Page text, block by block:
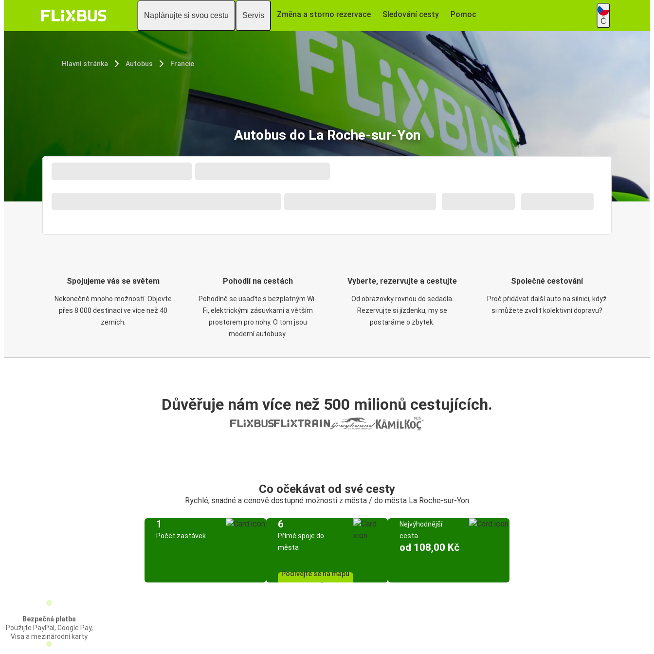
Naplánujte si svou cestu Servis Změna a storno rezervace Sledování cesty Pomoc
Č
Hlavní stránka Autobus Francie
Autobus do La Roche-sur-Yon
Spojujeme vás se světem
Nekonečně mnoho možností. Objevte
přes 8 000 destinací ve více než 40
zemích.
Pohodlí na cestách
Pohodlně se usaďte s bezplatným Wi-
Fi, elektrickými zásuvkami a větším
prostorem pro nohy. O tom jsou
moderní autobusy.
Vyberte, rezervujte a cestujte
Od obrazovky rovnou do sedadla.
Rezervujte si jízdenku, my se
postaráme o zbytek.
Společné cestování
Proč přidávat další auto na silnici, když
si můžete zvolit kolektivní dopravu?
Důvěřuje nám více než 500 milionů cestujících.
Co očekávat od své cesty
Rychlé, snadné a cenově dostupné možnosti z města / do města La Roche-sur-Yon
1
Počet zastávek
6
Přímé spoje do
města
Podívejte se na mapu
Nejvýhodnější
cesta
od 108,00 Kč
Bezpečná platba
Použijte PayPal, Google Pay,
Visa a mezinárodní karty